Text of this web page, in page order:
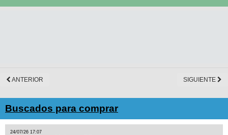
ANTERIOR SIGUIENTE
Buscados para comprar
24/07/26 17:07